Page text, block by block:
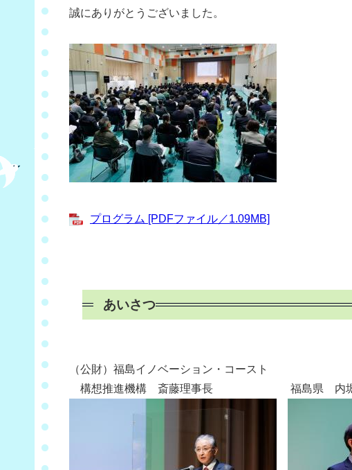
誠にありがとうございました。
プログラム [PDFファイル／1.09MB]
あいさつ
（公財）福島イノベーション・コースト
構想推進機構 斎藤理事長 福島県 内堀